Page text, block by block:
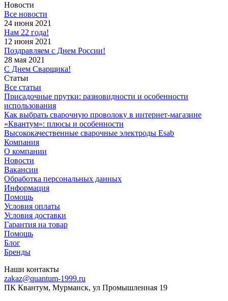
Новости
Все новости
24 июня 2021
Нам 22 года!
12 июня 2021
Поздравляем с Днем России!
28 мая 2021
С Днем Сварщика!
Статьи
Все статьи
Присадочные прутки: разновидности и особенности
использования
Как выбрать сварочную проволоку в интернет-магазине
«Квантум»: плюсы и особенности
Высококачественные сварочные электроды Esab
Компания
О компании
Новости
Вакансии
Обработка персональных данных
Информация
Помощь
Условия оплаты
Условия доставки
Гарантия на товар
Помощь
Блог
Бренды
Наши контакты
zakaz@quantum-1999.ru
ПК Квантум, Мурманск, ул Промышленная 19